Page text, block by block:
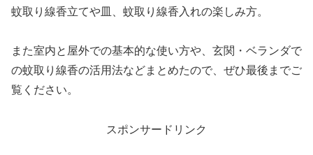
蚊取り線香立てや皿、蚊取り線香入れの楽しみ方。
また室内と屋外での基本的な使い方や、玄関・ベランダで
の蚊取り線香の活用法などまとめたので、ぜひ最後までご
覧ください。
スポンサードリンク